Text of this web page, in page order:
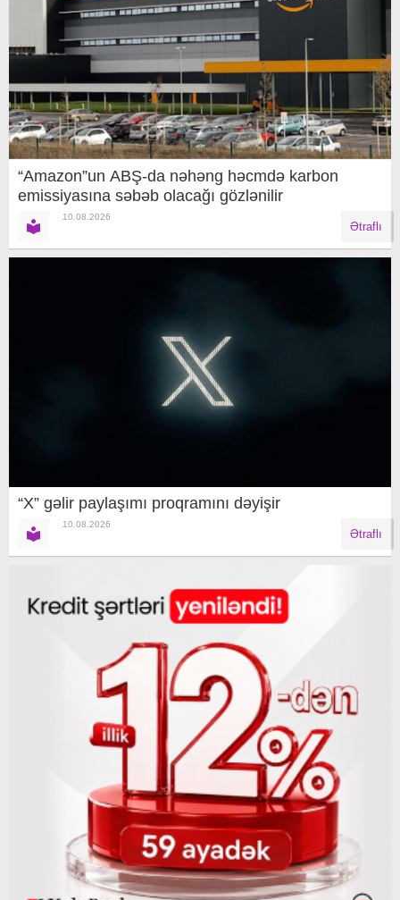
“Amazon”un ABŞ-da nəhəng həcmdə karbon
emissiyasına səbəb olacağı gözlənilir
10.08.2026
Ətraflı
“X” gəlir paylaşımı proqramını dəyişir
10.08.2026
Ətraflı